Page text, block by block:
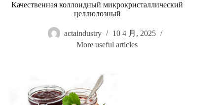
Качественная коллоидный микрокристаллический
целлюлозный
actaindustry
10 4 月, 2025
More useful articles